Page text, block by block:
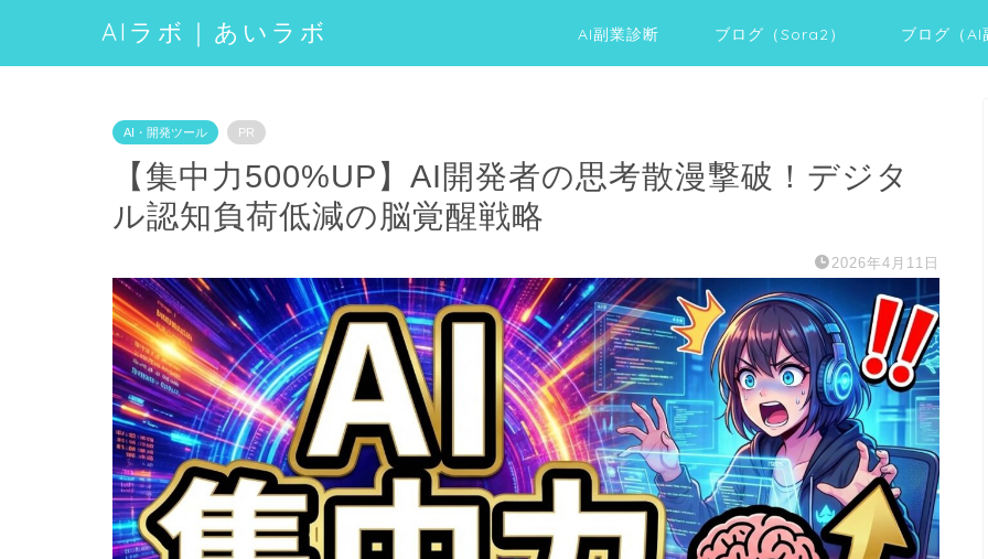
AIラボ｜あいラボ AI副業診断 ブログ（Sora2） ブログ（AI
AI・開発ツール PR
【集中力500%UP】AI開発者の思考散漫撃破！デジタ
ル認知負荷低減の脳覚醒戦略
2026年4月11日